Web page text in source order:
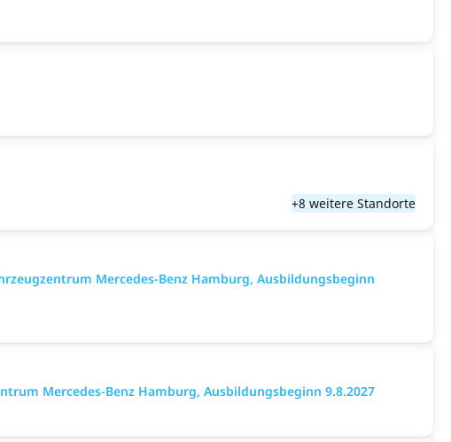
+8 weitere Standorte
Mercedes-Benz Hamburg, Ausbildungsbeginn
Mercedes-Benz Hamburg, Ausbildungsbeginn 9.8.2027